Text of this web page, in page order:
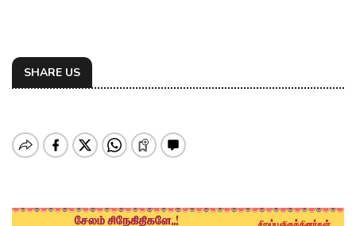
SHARE US